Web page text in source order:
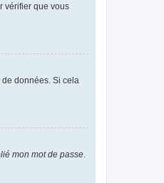
vérifier que vous
données. Si cela
mon mot de passe